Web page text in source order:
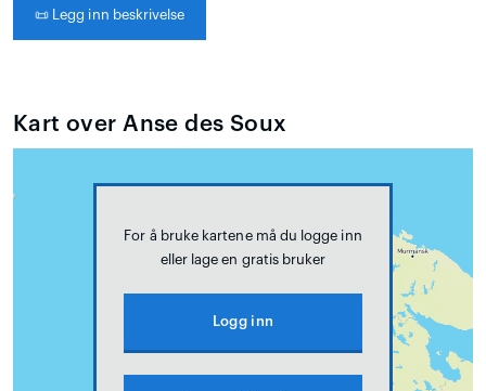
📜 Legg inn beskrivelse
Kart over Anse des Soux
For å bruke kartene må du logge inn
eller lage en gratis bruker
Logg inn